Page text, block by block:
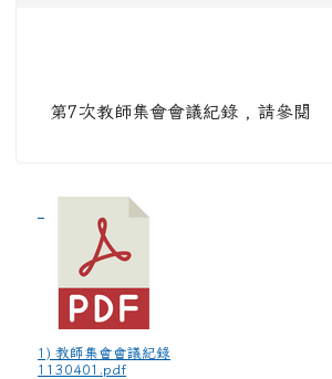
第7次教師集會會議紀錄 , 請參閱
1) 教師集會會議紀錄
1130401.pdf